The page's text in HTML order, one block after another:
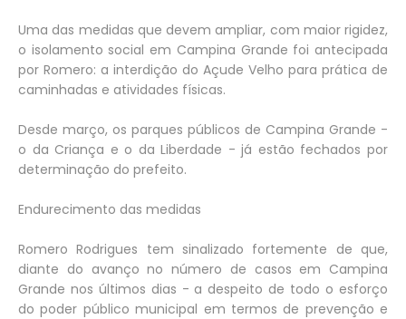
Uma das medidas que devem ampliar, com maior rigidez,
o isolamento social em Campina Grande foi antecipada
por Romero: a interdição do Açude Velho para prática de
caminhadas e atividades físicas.
Desde março, os parques públicos de Campina Grande -
o da Criança e o da Liberdade - já estão fechados por
determinação do prefeito.
Endurecimento das medidas
Romero Rodrigues tem sinalizado fortemente de que,
diante do avanço no número de casos em Campina
Grande nos últimos dias - a despeito de todo o esforço
do poder público municipal em termos de prevenção e